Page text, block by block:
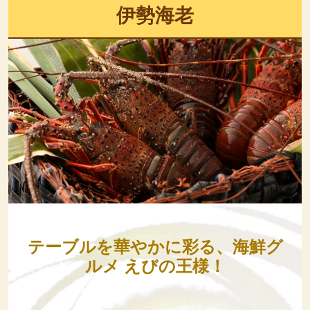
伊勢海老
テーブルを華やかに彩る、海鮮グ
ルメ えびの王様！